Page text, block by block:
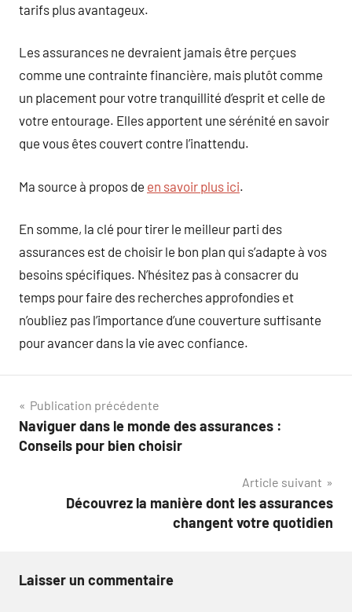
tarifs plus avantageux.
Les assurances ne devraient jamais être perçues
comme une contrainte financière, mais plutôt comme
un placement pour votre tranquillité d’esprit et celle de
votre entourage. Elles apportent une sérénité en savoir
que vous êtes couvert contre l’inattendu.
Ma source à propos de en savoir plus ici.
En somme, la clé pour tirer le meilleur parti des
assurances est de choisir le bon plan qui s’adapte à vos
besoins spécifiques. N’hésitez pas à consacrer du
temps pour faire des recherches approfondies et
n’oubliez pas l’importance d’une couverture suffisante
pour avancer dans la vie avec confiance.
Navigation
de
Publication précédente
Naviguer dans le monde des assurances :
Conseils pour bien choisir
Article suivant
Découvrez la manière dont les assurances
changent votre quotidien
Laisser un commentaire